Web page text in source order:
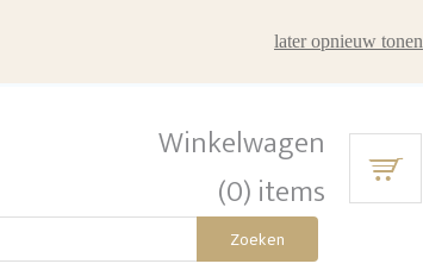
Winkelwagen
(0) items
Zoeken
later opnieuw tonen